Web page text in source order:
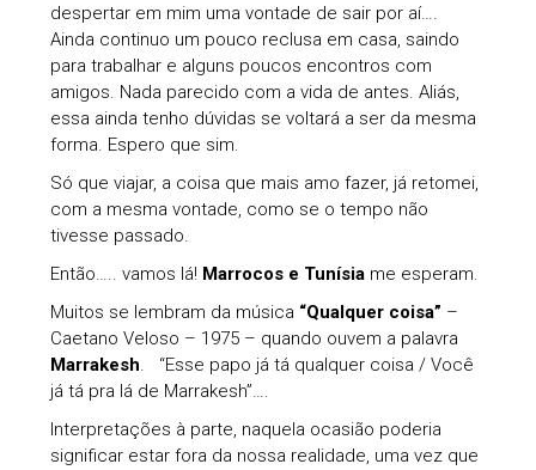
despertar em mim uma vontade de sair por aí….
Ainda continuo um pouco reclusa em casa, saindo
para trabalhar e alguns poucos encontros com
amigos. Nada parecido com a vida de antes. Aliás,
essa ainda tenho dúvidas se voltará a ser da mesma
forma. Espero que sim.
Só que viajar, a coisa que mais amo fazer, já retomei,
com a mesma vontade, como se o tempo não
tivesse passado.
Então….. vamos lá! Marrocos e Tunísia me esperam.
Muitos se lembram da música “Qualquer coisa” –
Caetano Veloso – 1975 – quando ouvem a palavra
Marrakesh. “Esse papo já tá qualquer coisa / Você
já tá pra lá de Marrakesh”….
Interpretações à parte, naquela ocasião poderia
significar estar fora da nossa realidade, uma vez que